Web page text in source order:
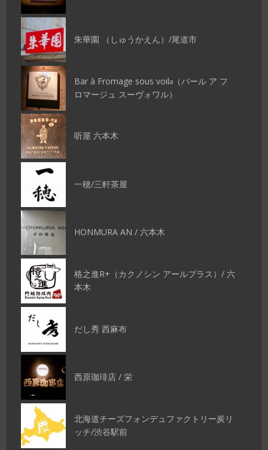
朱華園 （しゅうかえん）/尾道市
Bar à Fromage sous voilǝ（バール ア フ
ロマージュ スーヴォワル）
听屋 六本木
一穂/三軒茶屋
HONMURA AN / 六本木
格之進R+（カクノシン アールプラス）/ 六
本木
だし秀 西麻布
西原珈琲店 / 栄
北海道チーズフォンデュファクトリー炭リ
ッチ/渋谷駅前